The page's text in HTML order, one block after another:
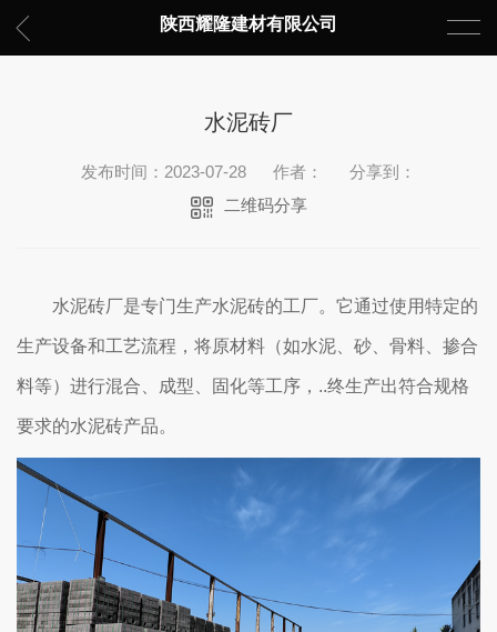
陕西耀隆建材有限公司
水泥砖厂
发布时间：2023-07-28 作者：
分享到：
二维码分享
水泥砖厂是专门生产水泥砖的工厂。它通过使用特定的
生产设备和工艺流程，将原材料（如水泥、砂、骨料、掺合
料等）进行混合、成型、固化等工序，..终生产出符合规格
要求的水泥砖产品。